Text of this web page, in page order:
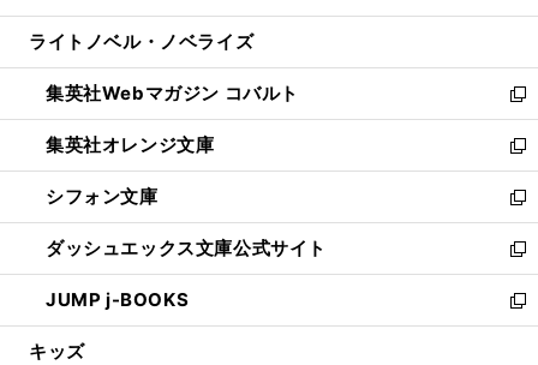
開
ウ
開
く
ン
ウ
で
開
く
ウ
ン
ド
ウ
で
開
く
し
ウ
ィ
ン
ド
ウ
で
開
く
ライトノベル・ノベライズ
集英社Webマガジン コバルト
新
し
い
ウ
ィ
ン
ド
ウ
で
開
集英社オレンジ文庫
新
し
い
ウ
ィ
ン
ド
ウ
シフォン文庫
新
し
い
ウ
ィ
ン
ダッシュエックス文庫公式サイト
新
し
い
ウ
JUMP j-BOOKS
新
し
キッズ